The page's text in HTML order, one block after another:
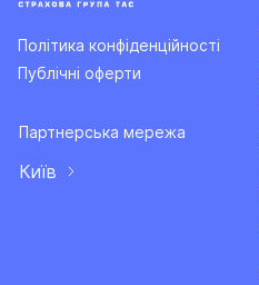
Політика конфіденційності
Публічні оферти
Партнерська мережа
Київ